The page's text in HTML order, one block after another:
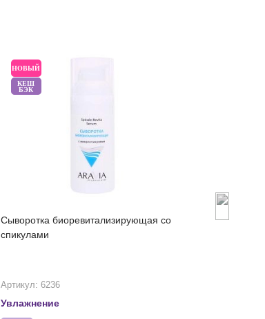
НОВЫЙ
КЕШ
БЭК
Сыворотка биоревитализирующая со
спикулами
Артикул: 6236
Увлажнение